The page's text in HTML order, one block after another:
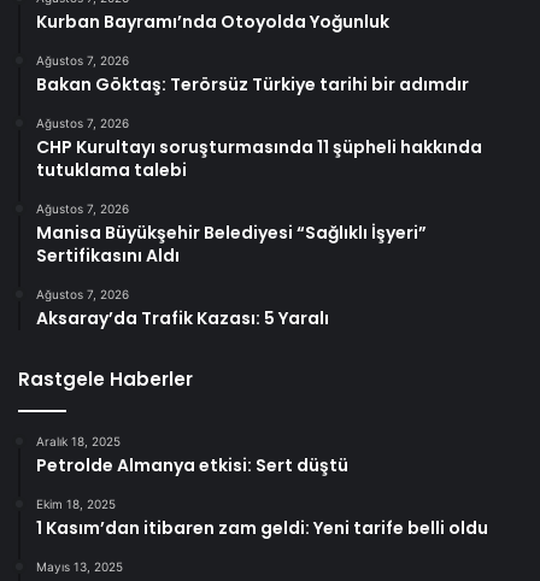
Kurban Bayramı’nda Otoyolda Yoğunluk
Ağustos 7, 2026
Bakan Göktaş: Terörsüz Türkiye tarihi bir adımdır
Ağustos 7, 2026
CHP Kurultayı soruşturmasında 11 şüpheli hakkında
tutuklama talebi
Ağustos 7, 2026
Manisa Büyükşehir Belediyesi “Sağlıklı İşyeri”
Sertifikasını Aldı
Ağustos 7, 2026
Aksaray’da Trafik Kazası: 5 Yaralı
Rastgele Haberler
Aralık 18, 2025
Petrolde Almanya etkisi: Sert düştü
Ekim 18, 2025
1 Kasım’dan itibaren zam geldi: Yeni tarife belli oldu
Mayıs 13, 2025